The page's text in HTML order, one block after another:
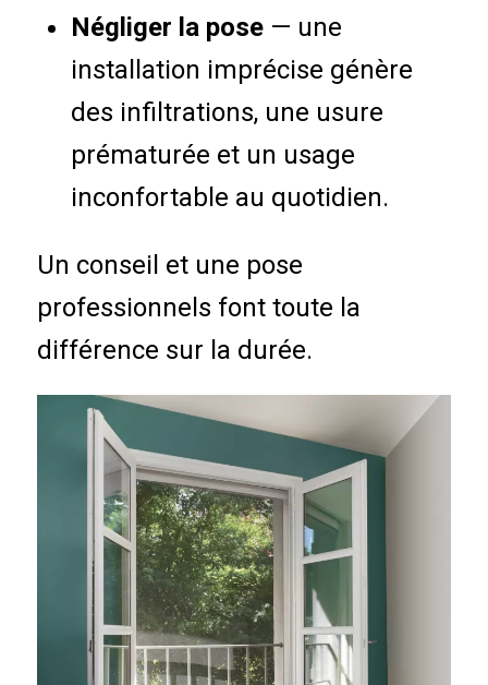
Négliger la pose— une
installation imprécise génère
des infiltrations, une usure
prématurée et un usage
inconfortable au quotidien.
Un conseil et une pose
professionnels font toute la
différence sur la durée.